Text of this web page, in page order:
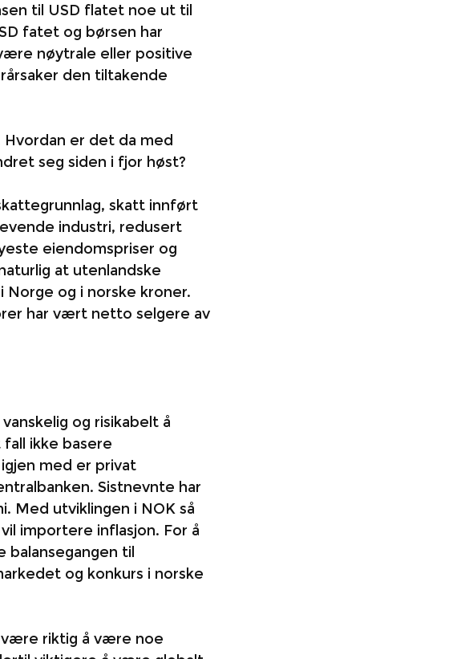
til USD flatet noe ut til
fatet og børsen har
nøytrale eller positive
den tiltakende
er det da med
seg siden i fjor høst?
skatt innført
industri, redusert
eiendomspriser og
at utenlandske
og i norske kroner.
har vært netto selgere av
og risikabelt å
ikke basere
med er privat
Sistnevnte har
Med utviklingen i NOK så
importere inflasjon. For å
til
og konkurs i norske
være riktig å være noe